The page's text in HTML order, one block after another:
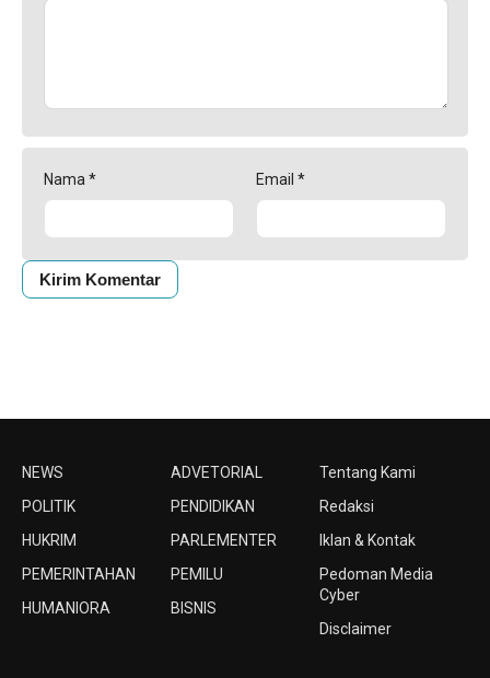
Nama * Email *
NEWS
POLITIK
HUKRIM
PEMERINTAHAN
HUMANIORA
ADVETORIAL
PENDIDIKAN
PARLEMENTER
PEMILU
BISNIS
Tentang Kami
Redaksi
Iklan & Kontak
Pedoman Media
Cyber
Disclaimer